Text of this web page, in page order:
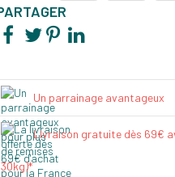
Un parrainage avantageux
Livraison gratuite dès 69€
30kg)*